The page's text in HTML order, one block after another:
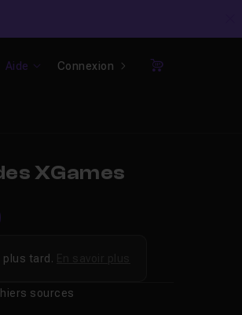
Aide Connexion
Panier
XGames
sources
plus tard.